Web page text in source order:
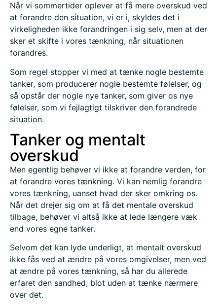
Når vi sommertider oplever at få mere overskud ved
at forandre den situation, vi er i, skyldes det i
virkeligheden ikke forandringen i sig selv, men at der
sker et skifte i vores tænkning, når situationen
forandres.
Som regel stopper vi med at tænke nogle bestemte
tanker, som producerer nogle bestemte følelser, og
så opstår der nogle nye tanker, som giver os nye
følelser, som vi fejlagtigt tilskriver den forandrede
situation.
Tanker og mentalt
overskud
Men egentlig behøver vi ikke at forandre verden, for
at forandre vores tænkning. Vi kan nemlig forandre
vores tænkning, uanset hvad der sker omkring os.
Når det drejer sig om at få det mentale overskud
tilbage, behøver vi altså ikke at lede længere væk
end vores egne tanker.
Selvom det kan lyde underligt, at mentalt overskud
ikke fås ved at ændre på vores omgivelser, men ved
at ændre på vores tænkning, så har du allerede
erfaret den sandhed, blot uden at tænke nærmere
over det.